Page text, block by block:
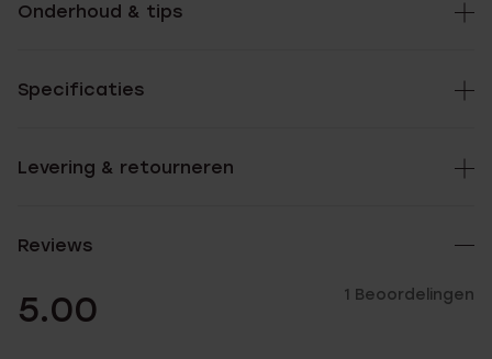
Onderhoud & tips
Specificaties
Levering & retourneren
Reviews
5.00 1 Beoordelingen